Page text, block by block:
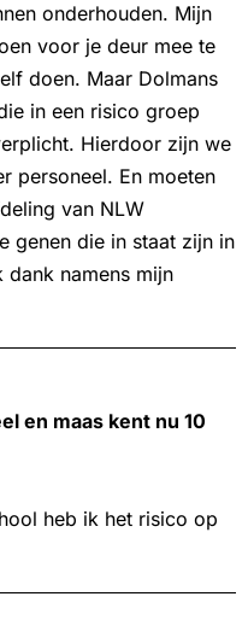
onderhouden. Mijn
voor je deur mee te
doen. Maar Dolmans
in een risico groep
Hierdoor zijn we
personeel. En moeten
van NLW
genen die in staat zijn in
namens mijn
en maas kent nu 10
heb ik het risico op